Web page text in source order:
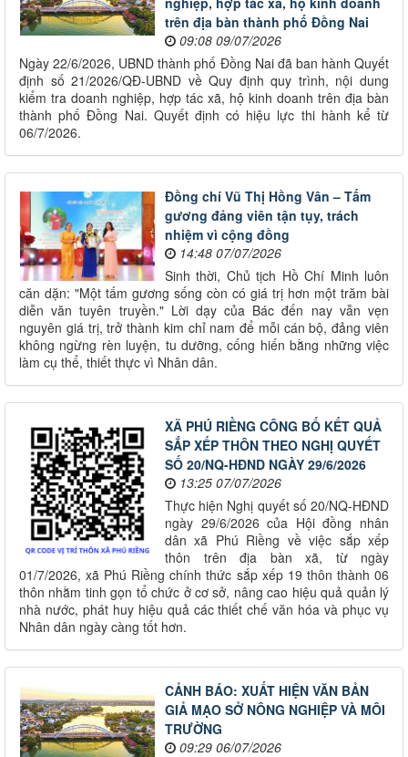
trên địa bàn thành phố Đồng Nai
09:08 09/07/2026
Ngày 22/6/2026, UBND thành phố Đồng Nai đã ban hành Quyết
định số 21/2026/QĐ-UBND về Quy định quy trình, nội dung
kiểm tra doanh nghiệp, hợp tác xã, hộ kinh doanh trên địa bàn
thành phố Đồng Nai. Quyết định có hiệu lực thi hành kể từ
06/7/2026.
Đồng chí Vũ Thị Hồng Vân – Tấm
gương đảng viên tận tụy, trách
nhiệm vì cộng đồng
14:48 07/07/2026
Sinh thời, Chủ tịch Hồ Chí Minh luôn
căn dặn: "Một tấm gương sống còn có giá trị hơn một trăm bài
diễn văn tuyên truyền." Lời dạy của Bác đến nay vẫn vẹn
nguyên giá trị, trở thành kim chỉ nam để mỗi cán bộ, đảng viên
không ngừng rèn luyện, tu dưỡng, cống hiến bằng những việc
làm cụ thể, thiết thực vì Nhân dân.
XÃ PHÚ RIỀNG CÔNG BỐ KẾT QUẢ
SẮP XẾP THÔN THEO NGHỊ QUYẾT
SỐ 20/NQ-HĐND NGÀY 29/6/2026
13:25 07/07/2026
Thực hiện Nghị quyết số 20/NQ-HĐND
ngày 29/6/2026 của Hội đồng nhân
dân xã Phú Riềng về việc sắp xếp
thôn trên địa bàn xã, từ ngày
01/7/2026, xã Phú Riềng chính thức sắp xếp 19 thôn thành 06
thôn nhằm tinh gọn tổ chức ở cơ sở, nâng cao hiệu quả quản lý
nhà nước, phát huy hiệu quả các thiết chế văn hóa và phục vụ
Nhân dân ngày càng tốt hơn.
CẢNH BÁO: XUẤT HIỆN VĂN BẢN
GIẢ MẠO SỞ NÔNG NGHIỆP VÀ MÔI
TRƯỜNG
09:29 06/07/2026